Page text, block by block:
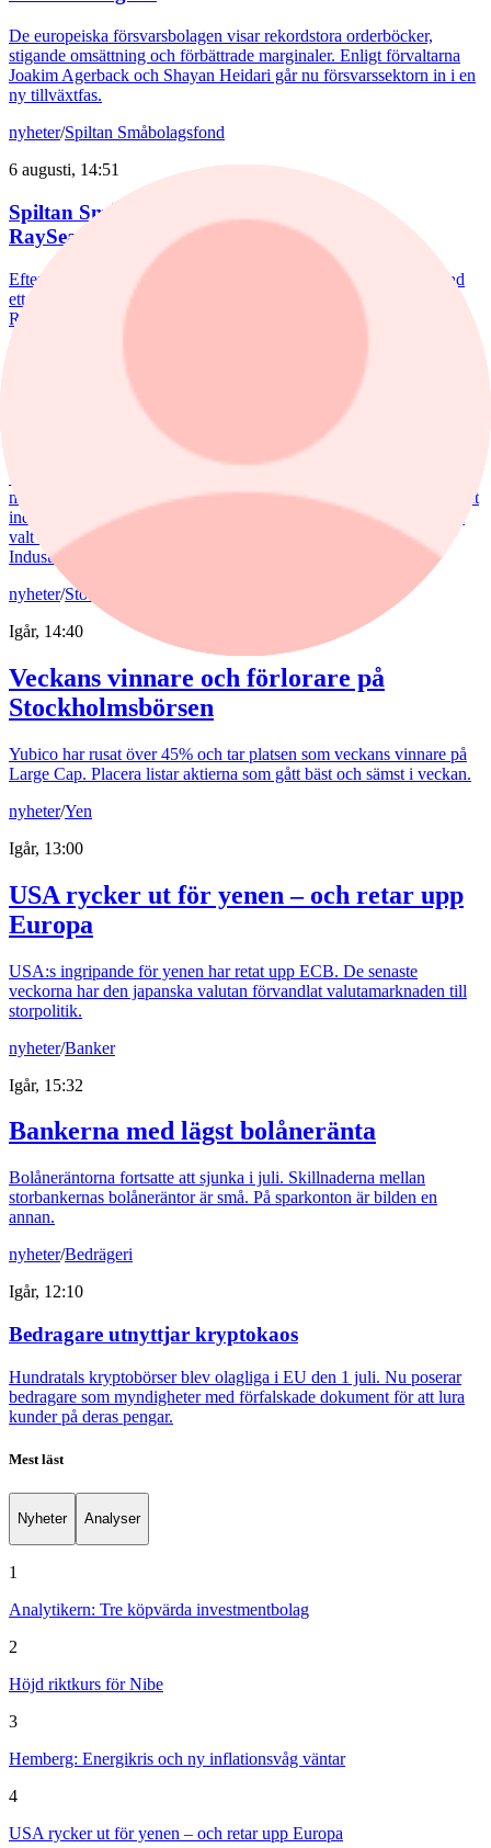
De europeiska försvarsbolagen visar rekordstora orderböcker,
stigande omsättning och förbättrade marginaler. Enligt förvaltarna
Joakim Agerback och Shayan Heidari går nu försvarssektorn in i en
ny tillväxtfas.
nyheter/Spiltan Småbolagsfond
6 augusti, 14:51
Spiltan Småbolagsfond lyfte i juli – tar in
RaySearch
Efter en svagare utveckling hittills i år fick Spiltan Småbolagsfond
ett tydligt lyft i juli. Mips bidrog mest till uppgången, medan
RaySearch Laboratories är ett nytt innehav i fonden.
Fondvinnare med banktung portfölj
Tommi Saukkoriipi har styrt nästan halva SEB Swedish Value Fund
mot finanssektorn. Det har varit ett vinnande drag. Fonden har slagit
index tydligt både i år och på längre sikt. Samtidigt har förvaltaren
valt sida mellan börsens två stora maktbolag - Investor och
Industrivärden.
nyheter/Stockholmsbörsen
Igår, 14:40
Veckans vinnare och förlorare på
Stockholmsbörsen
Yubico har rusat över 45% och tar platsen som veckans vinnare på
Large Cap. Placera listar aktierna som gått bäst och sämst i veckan.
nyheter/Yen
Igår, 13:00
USA rycker ut för yenen – och retar upp
Europa
USA:s ingripande för yenen har retat upp ECB. De senaste
veckorna har den japanska valutan förvandlat valutamarknaden till
storpolitik.
nyheter/Banker
Igår, 15:32
Bankerna med lägst bolåneränta
Bolåneräntorna fortsatte att sjunka i juli. Skillnaderna mellan
storbankernas bolåneräntor är små. På sparkonton är bilden en
annan.
nyheter/Bedrägeri
Igår, 12:10
Bedragare utnyttjar kryptokaos
Hundratals kryptobörser blev olagliga i EU den 1 juli. Nu poserar
bedragare som myndigheter med förfalskade dokument för att lura
kunder på deras pengar.
Mest läst
Nyheter Analyser
1
Analytikern: Tre köpvärda investmentbolag
2
Höjd riktkurs för Nibe
3
Hemberg: Energikris och ny inflationsvåg väntar
4
USA rycker ut för yenen – och retar upp Europa